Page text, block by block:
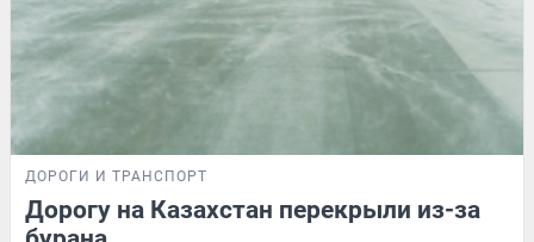
ДОРОГИ И ТРАНСПОРТ
Дорогу на Казахстан перекрыли из-за